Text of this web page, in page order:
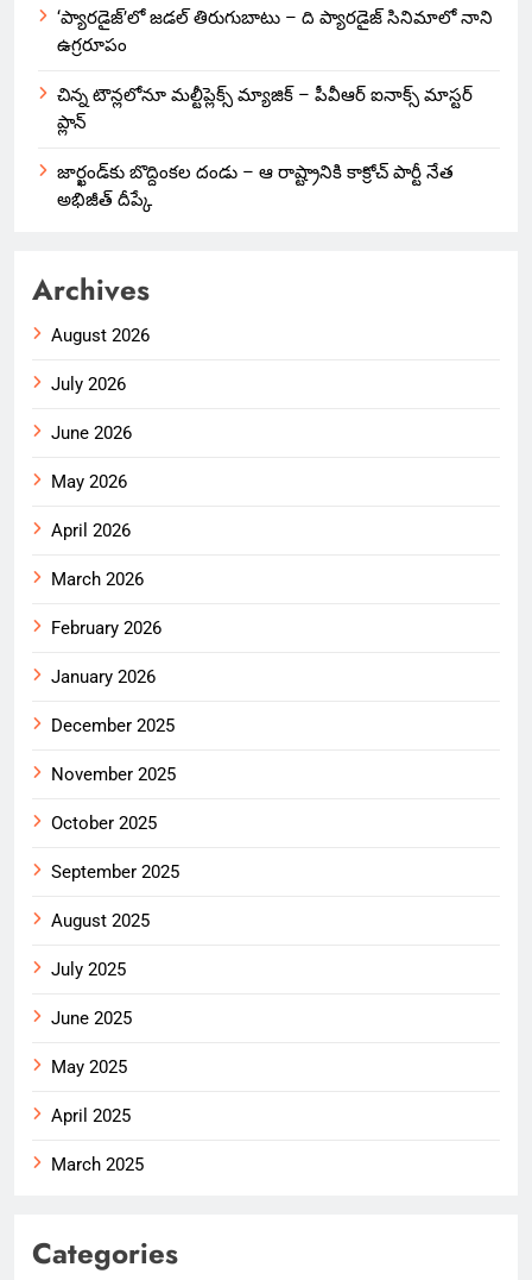
‘ప్యారడైజ్’లో జడల్ తిరుగుబాటు – ది ప్యారడైజ్ సినిమాలో నాని
ఉగ్రరూపం
చిన్న టౌన్లలోనూ మల్టీప్లెక్స్‌ మ్యాజిక్ – పీవీఆర్ ఐనాక్స్ మాస్టర్
ప్లాన్
జార్ఖండ్‌కు బొద్దింకల దండు – ఆ రాష్ట్రానికి కాక్రోచ్ పార్టీ నేత
అభిజీత్ దీప్కే
Archives
August 2026
July 2026
June 2026
May 2026
April 2026
March 2026
February 2026
January 2026
December 2025
November 2025
October 2025
September 2025
August 2025
July 2025
June 2025
May 2025
April 2025
March 2025
Categories